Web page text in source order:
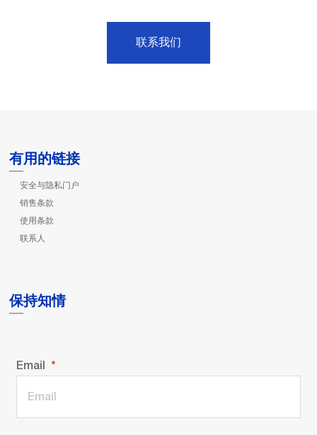
联系我们
有用的链接
安全与隐私门户
销售条款
使用条款
联系人
保持知情
Email